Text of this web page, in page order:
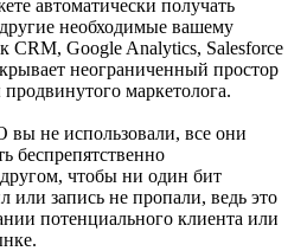
автоматически получать
необходимые вашему
CRM, Google Analytics, Salesforce
неограниченный простор
маркетолога.
не использовали, все они
беспрепятственно
другом, чтобы ни один бит
запись не пропали, ведь это
потенциального клиента или